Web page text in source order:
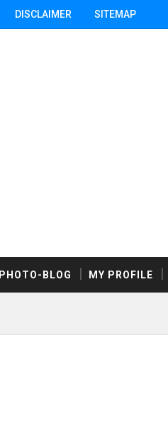
DISCLAIMER SITEMAP
PHOTO-BLOG MY PROFILE